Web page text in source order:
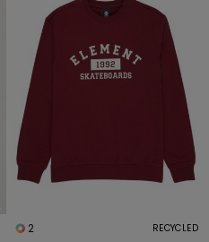
2 RECYCLED